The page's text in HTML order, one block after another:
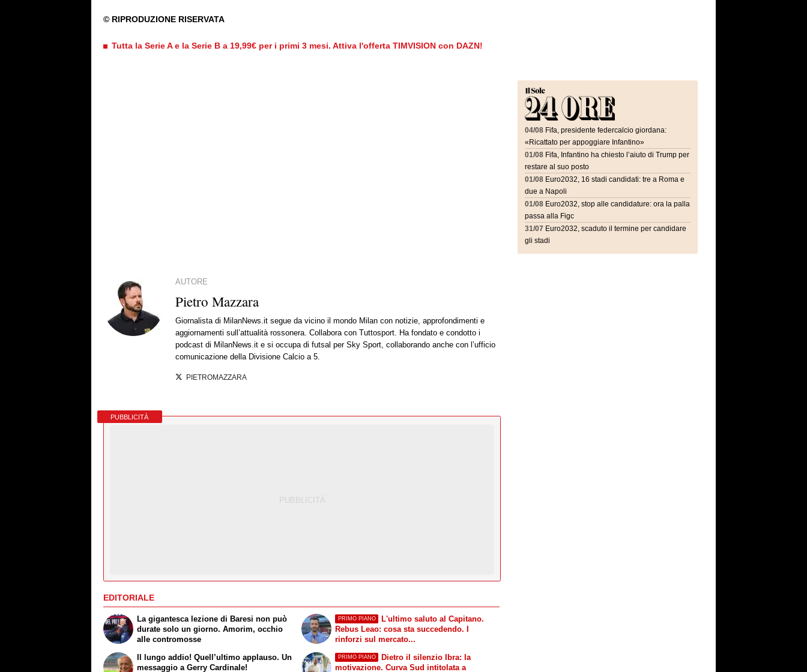
Tutta la Serie A e la Serie B a 19,99€ per i primi 3 mesi. Attiva l'offerta TIMVISION con DAZN!
AUTORE
Pietro Mazzara
Giornalista di MilanNews.it segue da vicino il mondo Milan con notizie, approfondimenti e
aggiornamenti sull’attualità rossonera. Collabora con Tuttosport. Ha fondato e condotto i
podcast di MilanNews.it e si occupa di futsal per Sky Sport, collaborando anche con l’ufficio
comunicazione della Divisione Calcio a 5.
PIETROMAZZARA
PUBBLICITÀ
EDITORIALE
La gigantesca lezione di Baresi non può
durate solo un giorno. Amorim, occhio
alle contromosse
Il lungo addio! Quell’ultimo applauso. Un
messaggio a Gerry Cardinale!
PRIMO PIANO
L'ultimo saluto al Capitano.
Rebus Leao: cosa sta succedendo. I
rinforzi sul mercato...
PRIMO PIANO
Dietro il silenzio Ibra: la
motivazione. Curva Sud intitolata a
04/08 Fifa, presidente federcalcio giordana:
«Ricattato per appoggiare Infantino»
01/08 Fifa, Infantino ha chiesto l’aiuto di Trump per
restare al suo posto
01/08 Euro2032, 16 stadi candidati: tre a Roma e
due a Napoli
01/08 Euro2032, stop alle candidature: ora la palla
passa alla Figc
31/07 Euro2032, scaduto il termine per candidare
gli stadi